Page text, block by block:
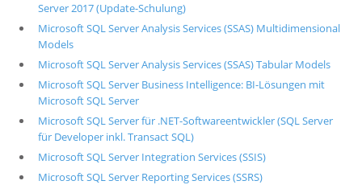
Server 2017 (Update-Schulung)
Microsoft SQL Server Analysis Services (SSAS) Multidimensional
Models
Microsoft SQL Server Analysis Services (SSAS) Tabular Models
Microsoft SQL Server Business Intelligence: BI-Lösungen mit
Microsoft SQL Server
Microsoft SQL Server für .NET-Softwareentwickler (SQL Server
für Developer inkl. Transact SQL)
Microsoft SQL Server Integration Services (SSIS)
Microsoft SQL Server Reporting Services (SSRS)